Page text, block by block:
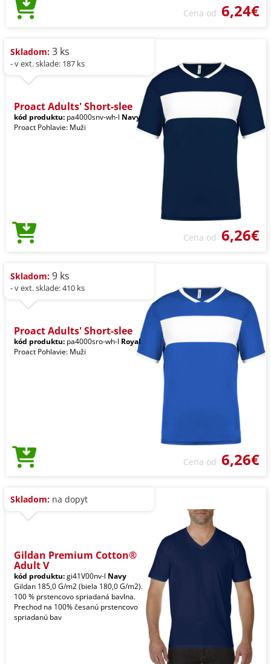
Cena od 6,24€
Skladom: 3 ks
- v ext. sklade: 187 ks
Proact Adults' Short-slee
kód produktu: pa4000snv-wh-l Navy
Proact Pohlavie: Muži
Cena od 6,26€
Skladom: 9 ks
- v ext. sklade: 410 ks
Proact Adults' Short-slee
kód produktu: pa4000sro-wh-l Royal
Proact Pohlavie: Muži
Cena od 6,26€
Skladom: na dopyt
Gildan Premium Cotton®
Adult V
kód produktu:gi41V00nv-l Navy
Gildan 185,0 G/m2 (biela 180,0 G/m2).
100 % prstencovo spriadaná bavlna.
Prechod na 100% česanú prstencovo
spriadanú bav